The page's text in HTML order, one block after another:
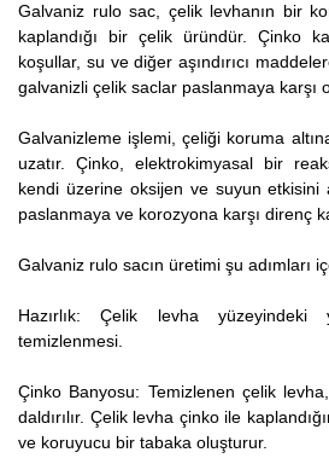
Galvaniz rulo sac, çelik levhanın bir
kaplandığı bir çelik üründür. Çinko
koşullar, su ve diğer aşındırıcı
galvanizli çelik saclar paslanmaya karşı
Galvanizleme işlemi, çeliği koruma
uzatır. Çinko, elektrokimyasal bir
kendi üzerine oksijen ve suyun etkisini
paslanmaya ve korozyona karşı direnç
Galvaniz rulo sacın üretimi şu adımları
Hazırlık: Çelik levha
temizlenmesi.
Çinko Banyosu: Temizlenen çelik
daldırılır. Çelik levha çinko ile
ve koruyucu bir tabaka oluşturur.